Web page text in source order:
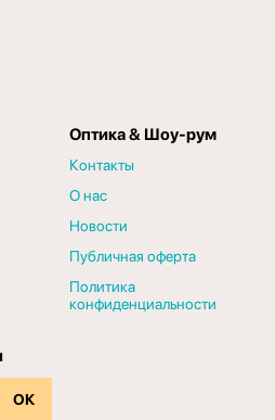
Оптика & Шоу-рум
Контакты
О нас
Новости
Публичная оферта
Политика
конфиденциальности
ОК